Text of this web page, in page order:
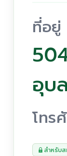
ที่อยู่
อุบ
โทร
สำหรับส